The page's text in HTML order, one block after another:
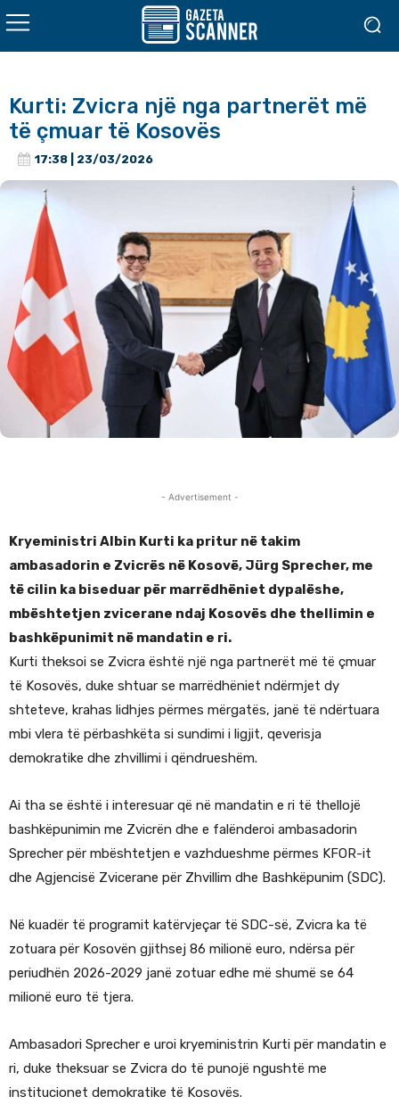
Kurti: Zvicra një nga partnerët më
të çmuar të Kosovës
17:38 | 23/03/2026
- Advertisement -
Kryeministri Albin Kurti ka pritur në takim
ambasadorin e Zvicrës në Kosovë, Jürg Sprecher, me
të cilin ka biseduar për marrëdhëniet dypalëshe,
mbështetjen zvicerane ndaj Kosovës dhe thellimin e
bashkëpunimit në mandatin e ri.
Kurti theksoi se Zvicra është një nga partnerët më të çmuar
të Kosovës, duke shtuar se marrëdhëniet ndërmjet dy
shteteve, krahas lidhjes përmes mërgatës, janë të ndërtuara
mbi vlera të përbashkëta si sundimi i ligjit, qeverisja
demokratike dhe zhvillimi i qëndrueshëm.
Ai tha se është i interesuar që në mandatin e ri të thellojë
bashkëpunimin me Zvicrën dhe e falënderoi ambasadorin
Sprecher për mbështetjen e vazhdueshme përmes KFOR-it
dhe Agjencisë Zvicerane për Zhvillim dhe Bashkëpunim (SDC).
Në kuadër të programit katërvjeçar të SDC-së, Zvicra ka të
zotuara për Kosovën gjithsej 86 milionë euro, ndërsa për
periudhën 2026-2029 janë zotuar edhe më shumë se 64
milionë euro të tjera.
Ambasadori Sprecher e uroi kryeministrin Kurti për mandatin e
ri, duke theksuar se Zvicra do të punojë ngushtë me
institucionet demokratike të Kosovës.